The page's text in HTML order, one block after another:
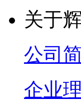
关于
公司
企业